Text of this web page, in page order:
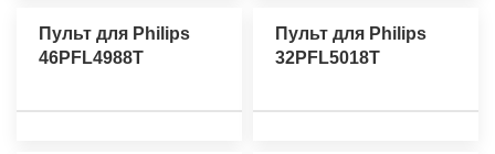
Пульт для Philips
46PFL4988T
Пульт для Philips
32PFL5018T